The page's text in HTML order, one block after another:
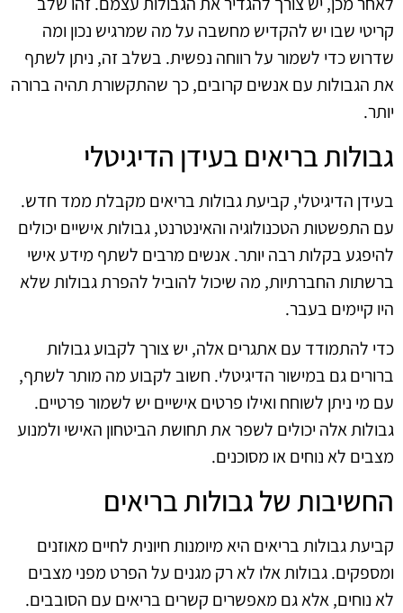
קריטי שבו יש להקדיש מחשבה על מה שמרגיש נכון ומה
שדרוש כדי לשמור על רווחה נפשית. בשלב זה, ניתן לשתף
את הגבולות עם אנשים קרובים, כך שהתקשורת תהיה ברורה
יותר.
גבולות בריאים בעידן הדיגיטלי
בעידן הדיגיטלי, קביעת גבולות בריאים מקבלת ממד חדש.
עם התפשטות הטכנולוגיה והאינטרנט, גבולות אישיים יכולים
להיפגע בקלות רבה יותר. אנשים מרבים לשתף מידע אישי
ברשתות החברתיות, מה שיכול להוביל להפרת גבולות שלא
היו קיימים בעבר.
כדי להתמודד עם אתגרים אלה, יש צורך לקבוע גבולות
ברורים גם במישור הדיגיטלי. חשוב לקבוע מה מותר לשתף,
עם מי ניתן לשוחח ואילו פרטים אישיים יש לשמור פרטיים.
גבולות אלה יכולים לשפר את תחושת הביטחון האישי ולמנוע
מצבים לא נוחים או מסוכנים.
החשיבות של גבולות בריאים
קביעת גבולות בריאים היא מיומנות חיונית לחיים מאוזנים
ומספקים. גבולות אלו לא רק מגנים על הפרט מפני מצבים
לא נוחים, אלא גם מאפשרים קשרים בריאים עם הסובבים.